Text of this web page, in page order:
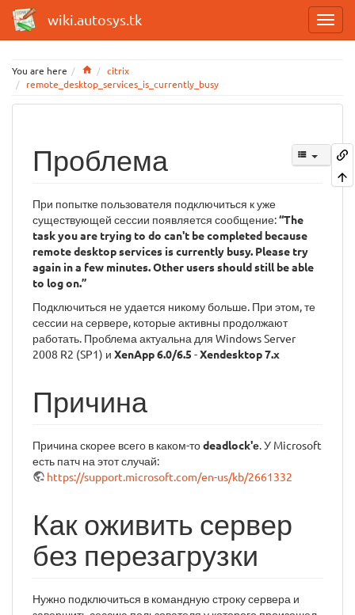
wiki.autosys.tk
You are here Homecitrix
remote_desktop_services_is_currently_busy
Проблема
При попытке пользователя подключиться к уже
существующей сессии появляется сообщение:“The
task you are trying to do can't be completed because
remote desktop services is currently busy. Please try
again in a few minutes. Other users should still be able
to log on.”
Подключиться не удается никому больше. При этом, те
сессии на сервере, которые активны продолжают
работать. Проблема актуальна для Windows Server
2008 R2 (SP1) и XenApp 6.0/6.5 -Xendesktop 7.x
Причина
Причина скорее всего в каком-тоdeadlock'е. У Microsoft
есть патч на этот случай:
https://support.microsoft.com/en-us/kb/2661332
Как оживить сервер
без перезагрузки
Нужно подключиться в командную строку сервера и